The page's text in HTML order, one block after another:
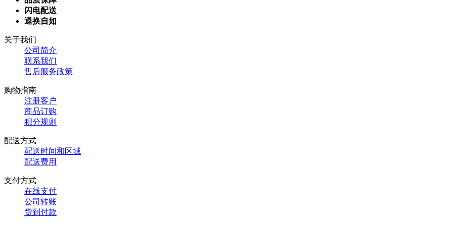
闪电配送
退换自如
关于我们
公司简介
联系我们
售后服务政策
购物指南
注册客户
商品订购
积分规则
配送方式
配送时间和区域
配送费用
支付方式
在线支付
公司转账
货到付款